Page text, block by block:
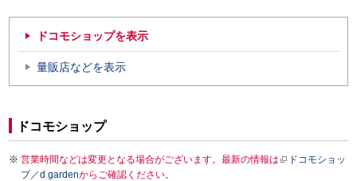
ドコモショップを表示
量販店などを表示
ドコモショップ
営業時間などは変更となる場合がございます。最新の情報は
ドコモショッ
プ／d gardenからご確認ください。